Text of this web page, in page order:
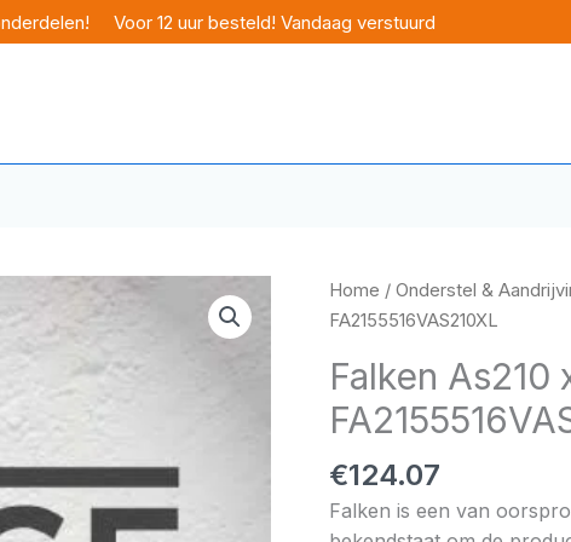
Voor 12 uur besteld! Vandaag verstuurd
Home / Onderstel &
FA2155516VAS210XL
Falken As210
€124.07
Falken is een van